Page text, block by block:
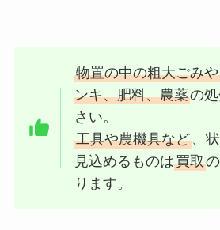
物置の中の粗大ごみ
ンキ、肥料、農薬の
さい。
工具や農機具など、
見込めるものは買取
ります。